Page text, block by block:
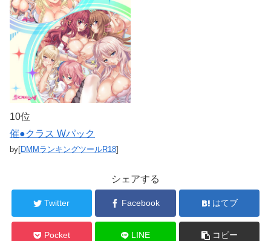
10位
催●クラス Wパック
by[DMMランキングツールR18]
シェアする
Twitter Facebook はてブ
Pocket LINE コピー